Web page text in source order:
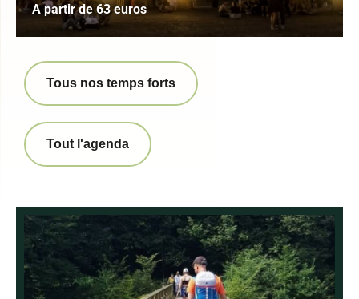
Tous nos temps forts
Tout l'agenda
A partir de 63 euros